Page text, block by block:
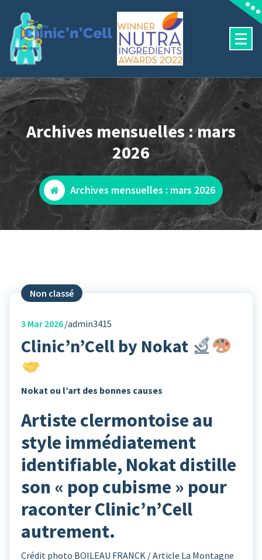
contenu
Archives mensuelles : mars
2026
Archives mensuelles : mars 2026
Non classé
3 Mar 2026 admin3415
Clinic’n’Cell by Nokat
Nokat ou l’art des bonnes causes
Artiste clermontoise au
style immédiatement
identifiable, Nokat distille
son « pop cubisme » pour
raconter Clinic’n’Cell
autrement.
Crédit photo BOILEAU FRANCK / Article La Montagne